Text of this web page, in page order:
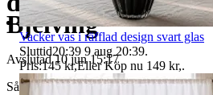
Bjelving
Avslutad 10 jun 15:17
Såld för
Vacker vas i räfflad design svart glas
Sluttid20:39 9 aug 20:39.
Pris:145 kr,Eller Köp nu 149 kr,.